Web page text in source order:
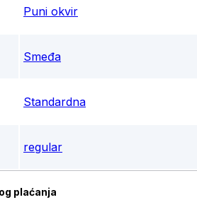
Puni okvir
Smeđa
Standardna
regular
plaćanja